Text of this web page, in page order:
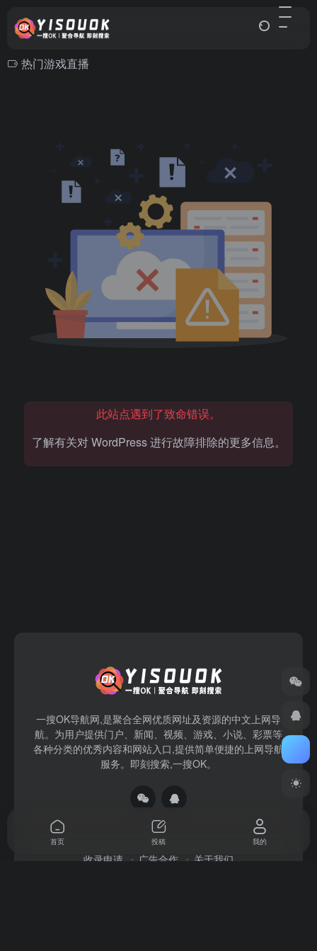
热门游戏直播
此站点遇到了致命错误。
了解有关对 WordPress 进行故障排除的更多信息。
一搜OK导航网,是聚合全网优质网址及资源的中文上网导
航。为用户提供门户、新闻、视频、游戏、小说、彩票等
各种分类的优秀内容和网站入口,提供简单便捷的上网导航
服务。即刻搜索,一搜OK。
收录申请 广告合作 关于我们
首页 投稿 我的